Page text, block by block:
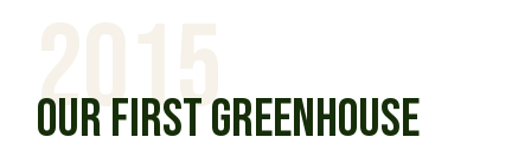
2015
OUR FIRST GREENHOUSE